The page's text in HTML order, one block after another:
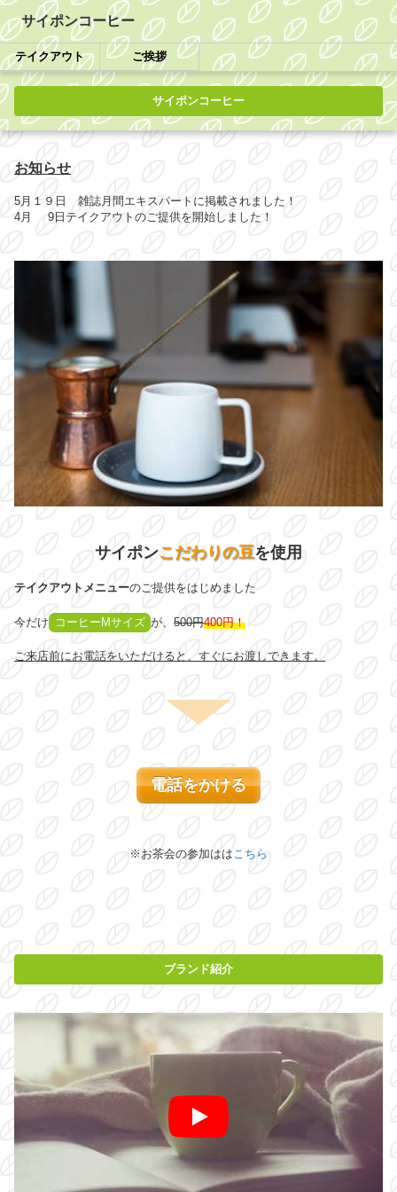
サイポンコーヒー
テイクアウト ご挨拶
サイポンコーヒー
お知らせ
5月１９日 雑誌月間エキスパートに掲載されました！
4月 9日テイクアウトのご提供を開始しました！
サイポンこだわりの豆を使用
テイクアウトメニューのご提供をはじめました
今だけ コーヒーMサイズ が、500円400円！
ご来店前にお電話をいただけると、すぐにお渡しできます。
電話をかける
※お茶会の参加ははこちら
ブランド紹介